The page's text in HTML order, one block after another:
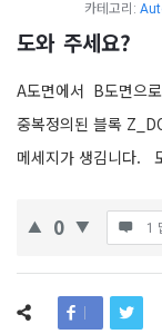
카테고리:
도와  주세요?
A도면에서 B도면으
중복정의된 블록
메세지가 생김니다.
0 1